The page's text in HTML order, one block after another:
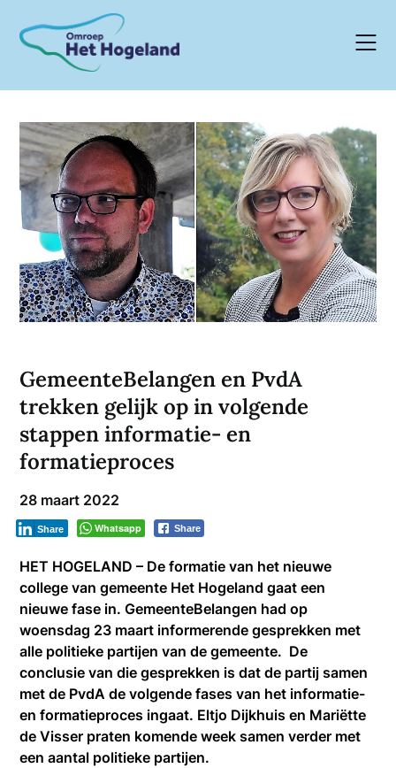
content
GemeenteBelangen en PvdA
trekken gelijk op in volgende
stappen informatie- en
formatieproces
28 maart 2022
Whatsapp Share
Share
HET HOGELAND – De formatie van het nieuwe
college van gemeente Het Hogeland gaat een
nieuwe fase in. GemeenteBelangen had op
woensdag 23 maart informerende gesprekken met
alle politieke partijen van de gemeente. De
conclusie van die gesprekken is dat de partij samen
met de PvdA de volgende fases van het informatie-
en formatieproces ingaat. Eltjo Dijkhuis en Mariëtte
de Visser praten komende week samen verder met
een aantal politieke partijen.